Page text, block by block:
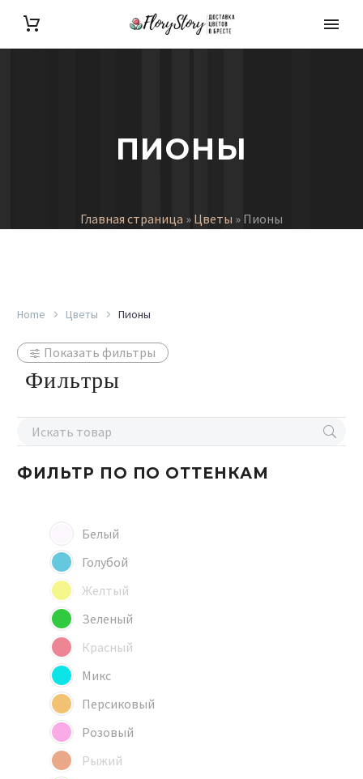
ПИОНЫ
Главная страница » Цветы » Пионы
Home Цветы Пионы
Показать фильтры
Фильтры
ФИЛЬТР ПО ПО ОТТЕНКАМ
Белый
Голубой
Желтый
Зеленый
Красный
Микс
Персиковый
Розовый
Рыжий